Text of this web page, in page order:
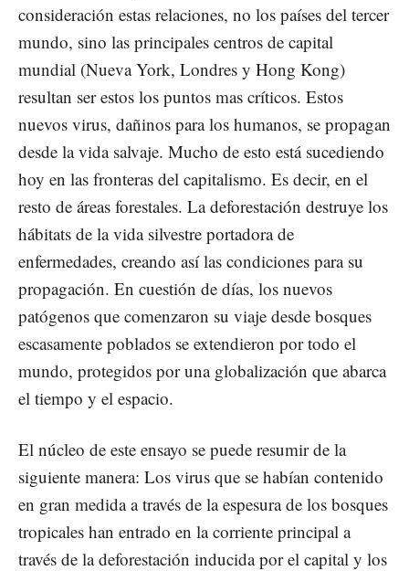
consideración estas relaciones, no los países del tercer
mundo, sino las principales centros de capital
mundial (Nueva York, Londres y Hong Kong)
resultan ser estos los puntos mas críticos. Estos
nuevos virus, dañinos para los humanos, se propagan
desde la vida salvaje. Mucho de esto está sucediendo
hoy en las fronteras del capitalismo. Es decir, en el
resto de áreas forestales. La deforestación destruye los
hábitats de la vida silvestre portadora de
enfermedades, creando así las condiciones para su
propagación. En cuestión de días, los nuevos
patógenos que comenzaron su viaje desde bosques
escasamente poblados se extendieron por todo el
mundo, protegidos por una globalización que abarca
el tiempo y el espacio.
El núcleo de este ensayo se puede resumir de la
siguiente manera: Los virus que se habían contenido
en gran medida a través de la espesura de los bosques
tropicales han entrado en la corriente principal a
través de la deforestación inducida por el capital y los